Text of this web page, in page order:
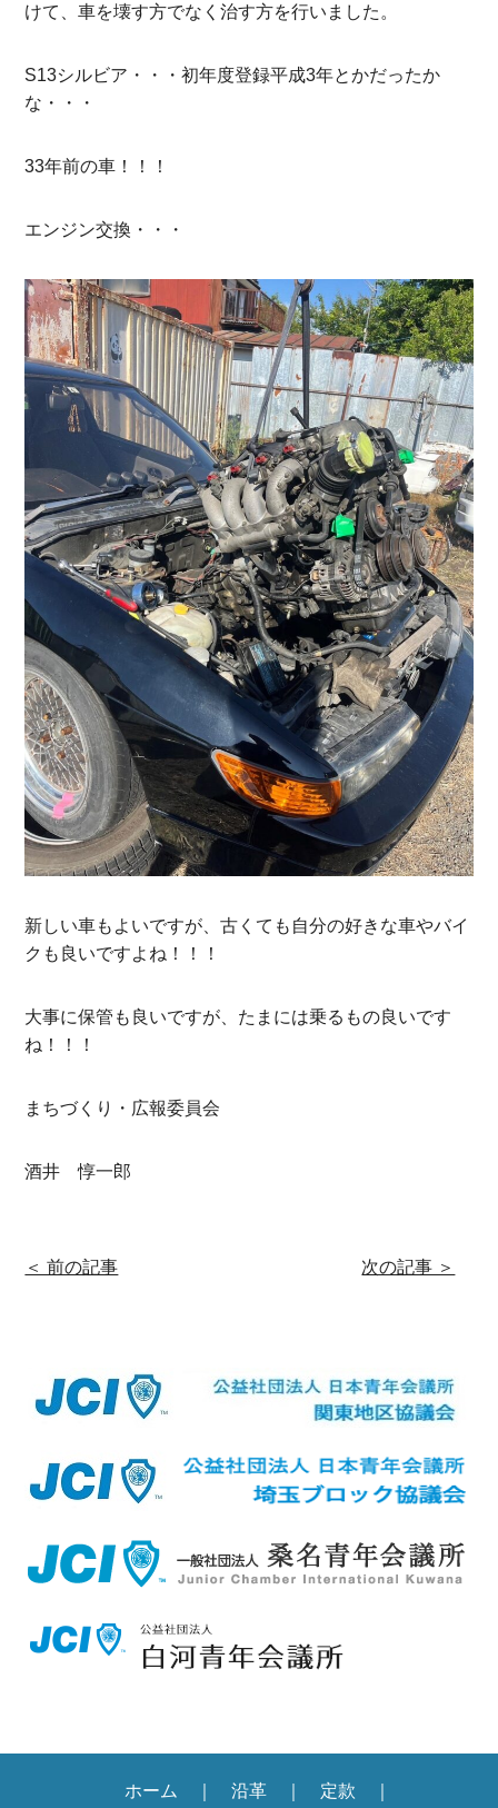
けて、車を壊す方でなく治す方を行いました。
S13シルビア・・・初年度登録平成3年とかだったか
な・・・
33年前の車！！！
エンジン交換・・・
新しい車もよいですが、古くても自分の好きな車やバイ
クも良いですよね！！！
大事に保管も良いですが、たまには乗るもの良いです
ね！！！
まちづくり・広報委員会
酒井 惇一郎
＜ 前の記事 次の記事 ＞
ホーム 沿革 定款